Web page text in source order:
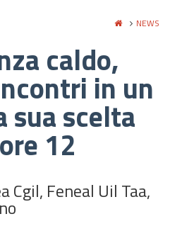
NEWS
caldo,
in un
sua scelta
12
Cgil, Feneal Uil Taa,